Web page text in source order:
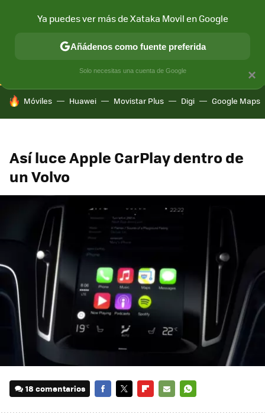
CONECTIVIDAD MÓVIL Y SOCIEDAD APLICACIONES
HOY SE HABLA DE
Móviles Huawei Movistar Plus Digi Google Maps
Así luce Apple CarPlay dentro de
un Volvo
18 comentarios
×
Ya puedes ver más de Xataka Movil en Google
Añádenos como fuente preferida
Solo necesitas una cuenta de Google